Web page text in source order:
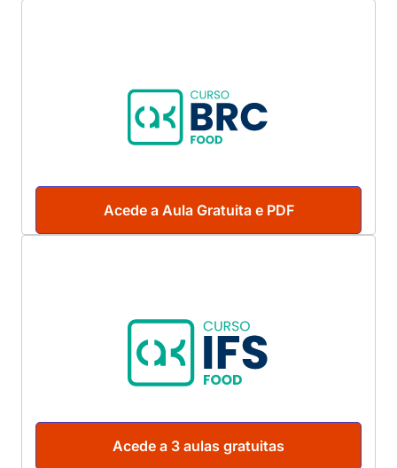
Acede a Aula Gratuita e PDF
Acede a 3 aulas gratuitas